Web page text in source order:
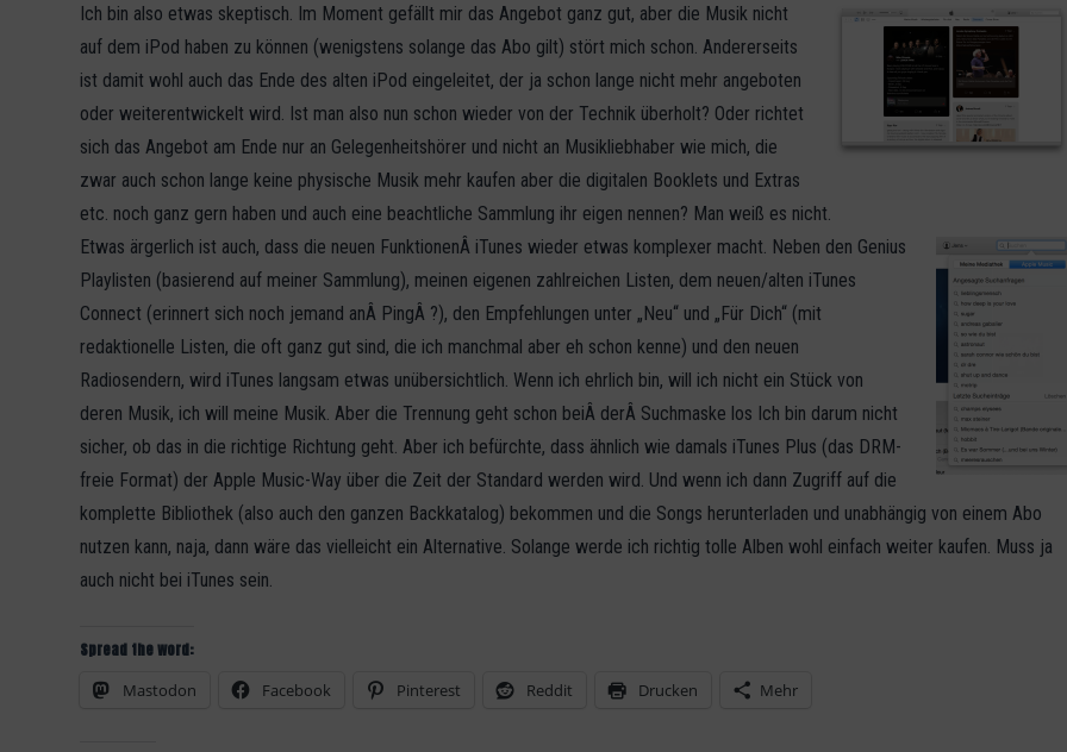
Ich bin also etwas skeptisch. Im Moment gefällt mir das Angebot ganz gut, aber die Musik nicht
auf dem iPod haben zu können (wenigstens solange das Abo gilt) stört mich schon. Andererseits
ist damit wohl auch das Ende des alten iPod eingeleitet, der ja schon lange nicht mehr angeboten
oder weiterentwickelt wird. Ist man also nun schon wieder von der Technik überholt? Oder richtet
sich das Angebot am Ende nur an Gelegenheitshörer und nicht an Musikliebhaber wie mich, die
zwar auch schon lange keine physische Musik mehr kaufen aber die digitalen Booklets und Extras
etc. noch ganz gern haben und auch eine beachtliche Sammlung ihr eigen nennen? Man weiß es nicht.
Etwas ärgerlich ist auch, dass die neuen FunktionenÂ iTunes wieder etwas komplexer macht. Neben den Genius
Playlisten (basierend auf meiner Sammlung), meinen eigenen zahlreichen Listen, dem neuen/alten iTunes
Connect (erinnert sich noch jemand anÂ PingÂ ?), den Empfehlungen unter „Neu“ und „Für Dich“ (mit
redaktionelle Listen, die oft ganz gut sind, die ich manchmal aber eh schon kenne) und den neuen
Radiosendern, wird iTunes langsam etwas unübersichtlich. Wenn ich ehrlich bin, will ich nicht ein Stück von
deren Musik, ich will meine Musik. Aber die Trennung geht schon beiÂ derÂ Suchmaske los Ich bin darum nicht
sicher, ob das in die richtige Richtung geht. Aber ich befürchte, dass ähnlich wie damals iTunes Plus (das DRM-
freie Format) der Apple Music-Way über die Zeit der Standard werden wird. Und wenn ich dann Zugriff auf die
komplette Bibliothek (also auch den ganzen Backkatalog) bekommen und die Songs herunterladen und unabhängig von einem Abo
nutzen kann, naja, dann wäre das vielleicht ein Alternative. Solange werde ich richtig tolle Alben wohl einfach weiter kaufen. Muss ja
auch nicht bei iTunes sein.
Spread the word:
Mastodon
Facebook Pinterest Reddit Drucken Mehr